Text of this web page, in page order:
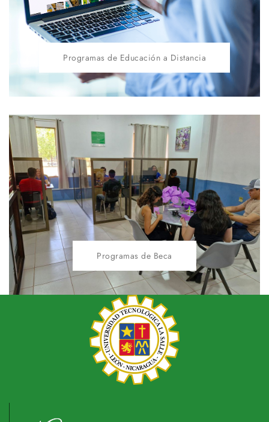
Programas de Educación a Distancia
Programas de Beca